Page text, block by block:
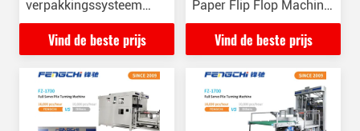
verpakkingssysteem
voor kartonnen
verpakkingslijnen
Vind de beste prijs
Paper Flip Flop Machine
met automatische
palletvoeding
Vind de beste prijs